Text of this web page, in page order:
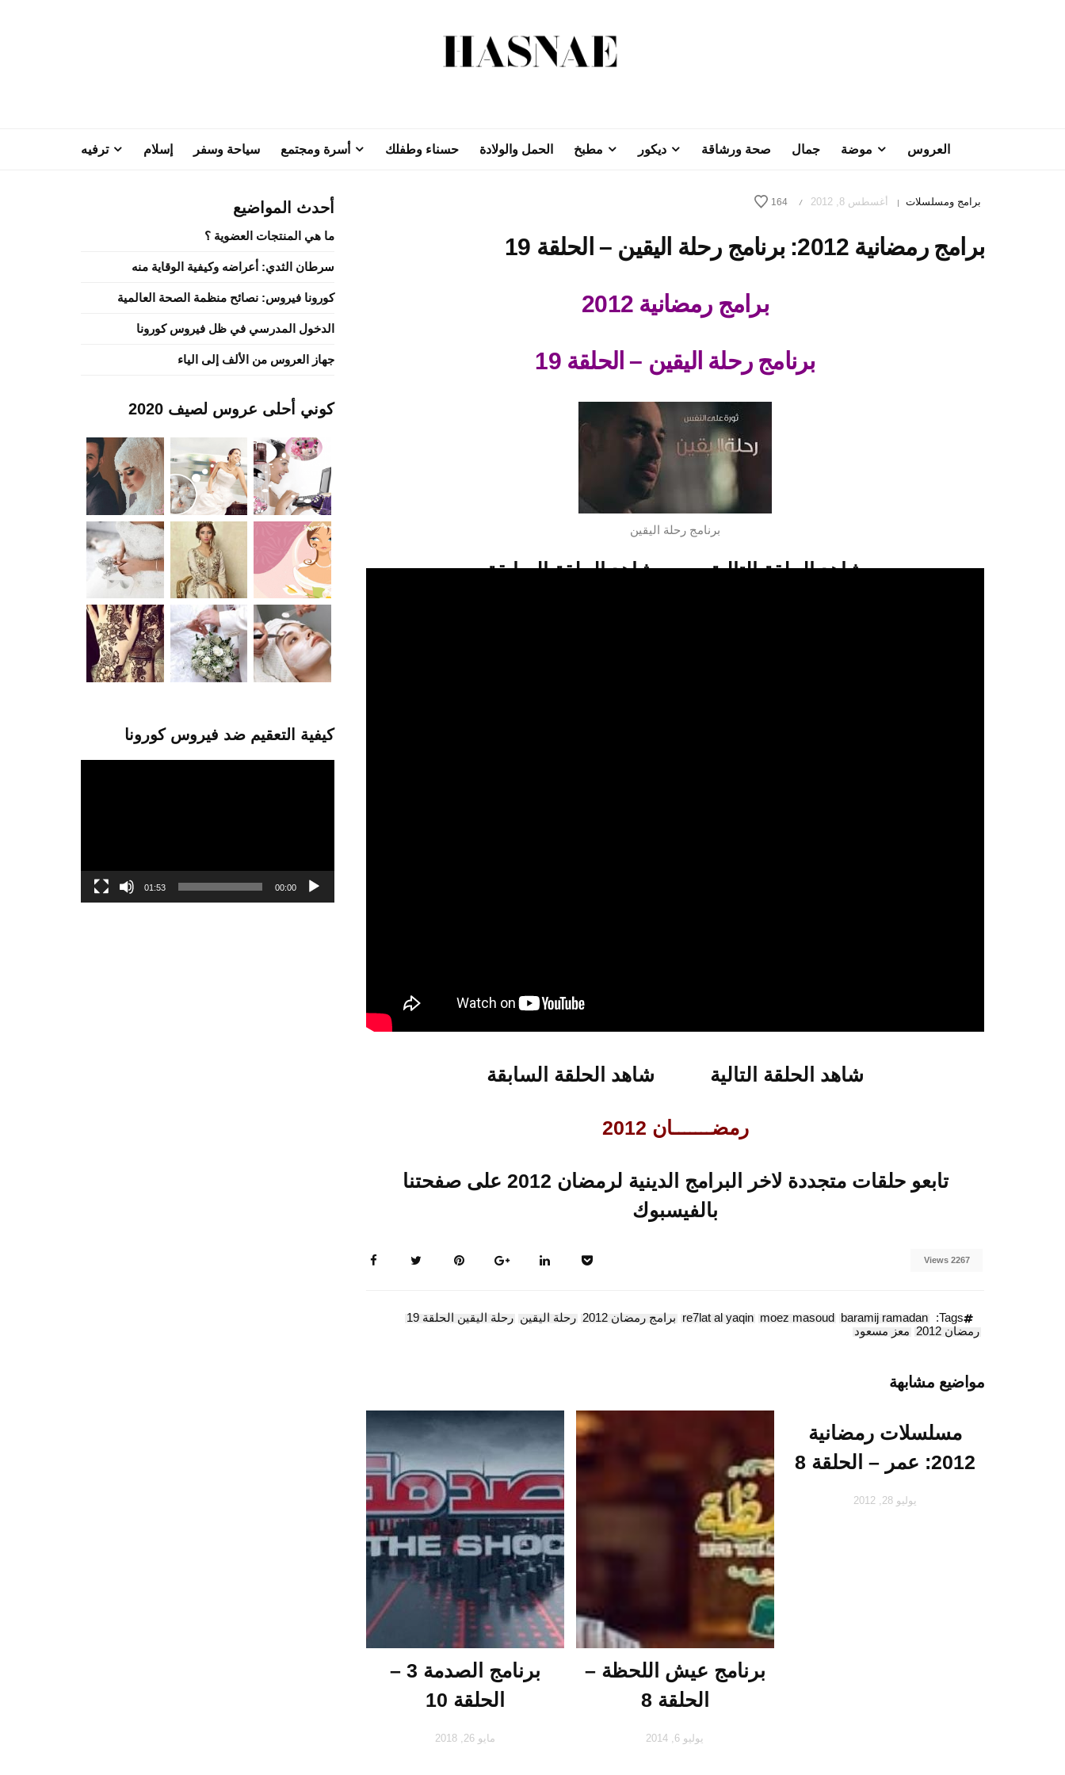
العروس موضة جمال صحة ورشاقة ديكور مطبخ الحمل والولادة حسناء وطفلك أسرة ومجتمع سياحة وسفر إسلام ترفيه
برامج ومسلسلات | أغسطس 8, 2012 /
164
برامج رمضانية 2012: برنامج رحلة اليقين – الحلقة 19
برامج رمضانية 2012
برنامج رحلة اليقين – الحلقة 19
برنامج رحلة اليقين
شاهد الحلقة التالية شاهد الحلقة السابقة
شاهد الحلقة التالية شاهد الحلقة السابقة
رمضـــــــان 2012
تابعو حلقات متجددة لاخر البرامج الدينية لرمضان 2012 على صفحتنا
بالفيسبوك
2267 Views
Tags:
baramij ramadan
moez masoud
re7lat al yaqin برامج رمضان 2012 رحلة اليقين رحلة اليقين الحلقة 19
رمضان 2012
معز مسعود
مواضيع مشابهة
برنامج الصدمة 3 –
الحلقة 10
مايو 26, 2018
برنامج عيش اللحظة –
الحلقة 8
يوليو 6, 2014
مسلسلات رمضانية
2012: عمر – الحلقة 8
يوليو 28, 2012
أحدث المواضيع
ما هي المنتجات العضوية ؟
سرطان الثدي: أعراضه وكيفية الوقاية منه
كورونا فيروس: نصائح منظمة الصحة العالمية
الدخول المدرسي في ظل فيروس كورونا
جهاز العروس من الألف إلى الياء
كوني أحلى عروس لصيف 2020
كيفية التعقيم ضد فيروس كورونا
00:00
01:53